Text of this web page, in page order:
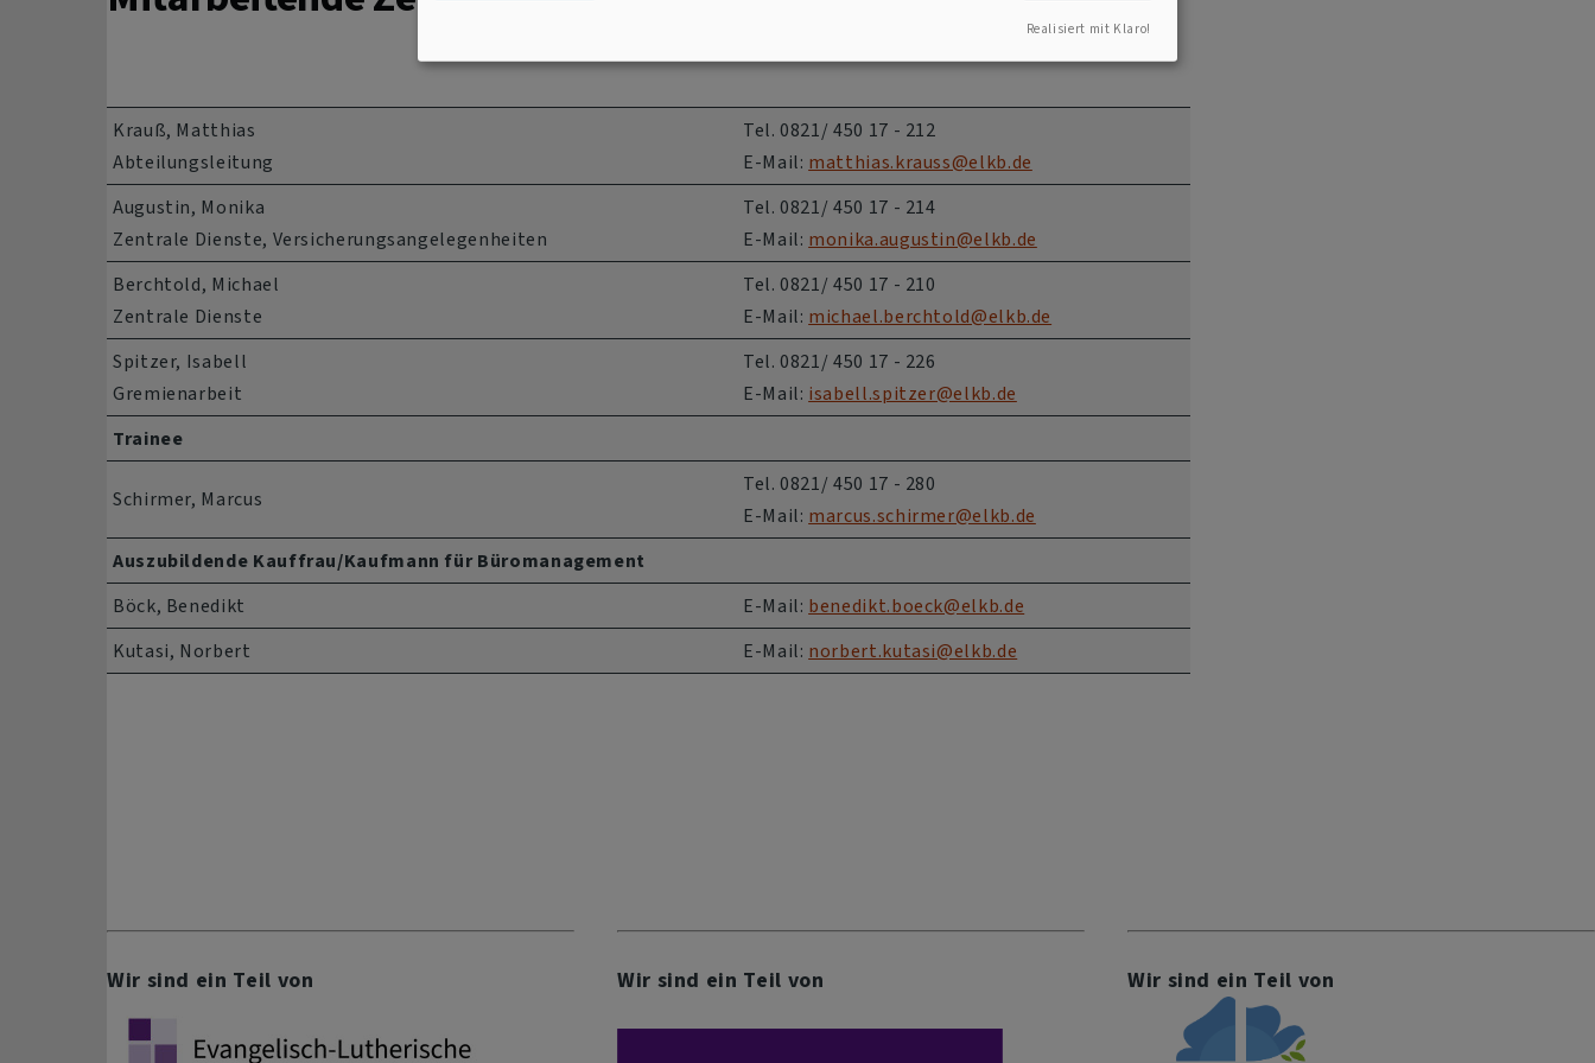
Krauß, Matthias
Abteilungsleitung
Tel. 0821/ 450 17 - 212
E-Mail: matthias.krauss@elkb.de
Augustin, Monika
Zentrale Dienste, Versicherungsangelegenheiten
Tel. 0821/ 450 17 - 214
E-Mail: monika.augustin@elkb.de
Berchtold, Michael
Zentrale Dienste
Tel. 0821/ 450 17 - 210
E-Mail: michael.berchtold@elkb.de
Spitzer, Isabell
Gremienarbeit
Tel. 0821/ 450 17 - 226
E-Mail: isabell.spitzer@elkb.de
Trainee
Schirmer, Marcus
Tel. 0821/ 450 17 - 280
E-Mail: marcus.schirmer@elkb.de
Auszubildende Kauffrau/Kaufmann für Büromanagement
Böck, Benedikt
E-Mail: benedikt.boeck@elkb.de
Kutasi, Norbert
E-Mail: norbert.kutasi@elkb.de
Wir sind ein Teil von Wir sind ein Teil von Wir sind ein Teil von
Realisiert mit Klaro!